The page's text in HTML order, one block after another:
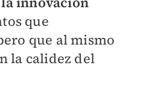
que
que al mismo
la calidez del